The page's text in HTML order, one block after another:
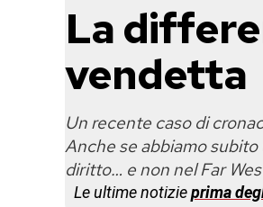
La
vendetta
Un recente caso di
Anche se abbiamo
diritto… e non nel Far
Le ultime notizieprima